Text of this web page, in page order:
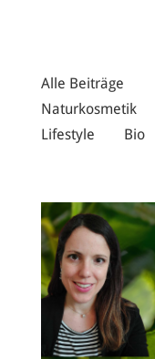
Alle Beiträge
Naturkosmetik
Lifestyle
Bio